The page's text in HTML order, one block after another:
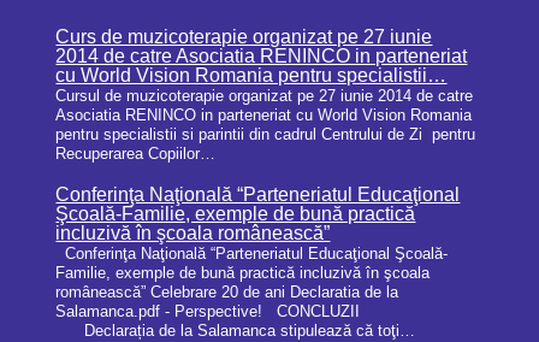
Curs de muzicoterapie organizat pe 27 iunie
2014 de catre Asociatia RENINCO in parteneriat
cu World Vision Romania pentru specialistii…
Cursul de muzicoterapie organizat pe 27 iunie 2014 de catre
Asociatia RENINCO in parteneriat cu World Vision Romania
pentru specialistii si parintii din cadrul Centrului de Zi pentru
Recuperarea Copiilor…
Conferinţa Naţională “Parteneriatul Educaţional
Şcoală-Familie, exemple de bună practică
incluzivă în şcoala românească”
Conferinţa Naţională “Parteneriatul Educaţional Şcoală-
Familie, exemple de bună practică incluzivă în şcoala
românească” Celebrare 20 de ani Declaratia de la
Salamanca.pdf - Perspective! CONCLUZII
Declarația de la Salamanca stipulează că toţi…